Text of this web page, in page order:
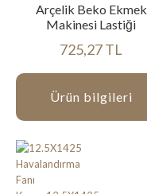
Arçelik Beko Ekmek
Makinesi Lastiği
725,27 TL
Ürün bilgileri